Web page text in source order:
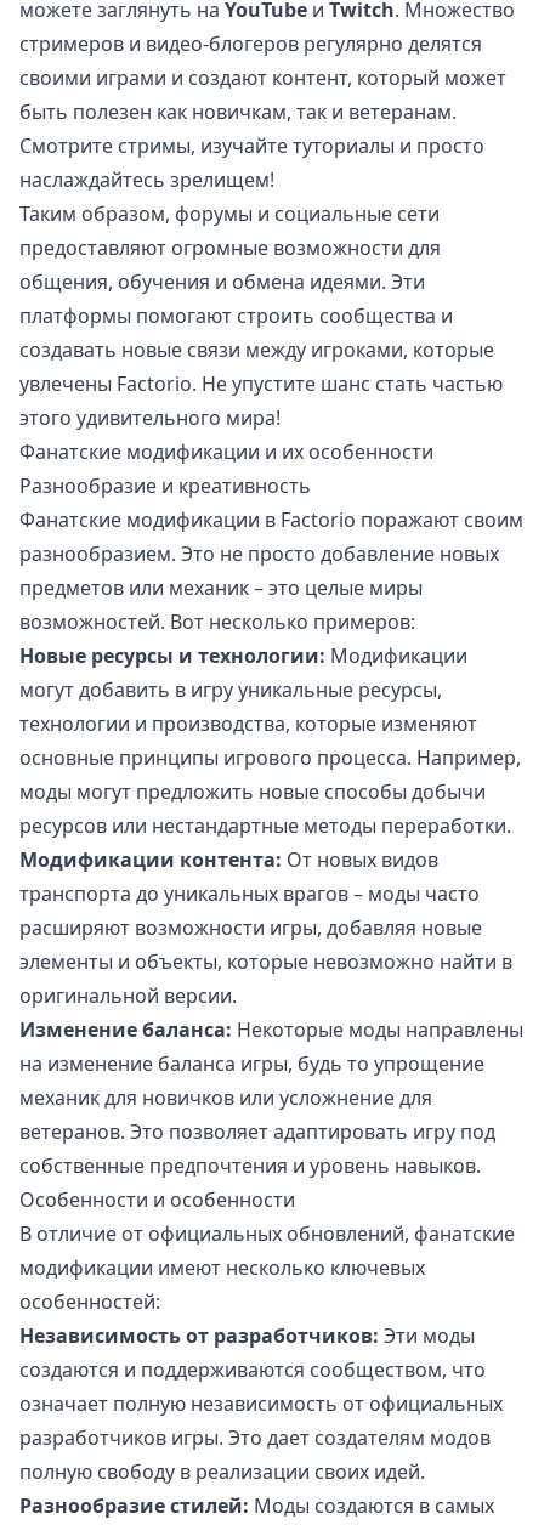
можете заглянуть на YouTube и Twitch. Множество
стримеров и видео-блогеров регулярно делятся
своими играми и создают контент, который может
быть полезен как новичкам, так и ветеранам.
Смотрите стримы, изучайте туториалы и просто
наслаждайтесь зрелищем!
Таким образом, форумы и социальные сети
предоставляют огромные возможности для
общения, обучения и обмена идеями. Эти
платформы помогают строить сообщества и
создавать новые связи между игроками, которые
увлечены Factorio. Не упустите шанс стать частью
этого удивительного мира!
Фанатские модификации и их особенности
Разнообразие и креативность
Фанатские модификации в Factorio поражают своим
разнообразием. Это не просто добавление новых
предметов или механик – это целые миры
возможностей. Вот несколько примеров:
Новые ресурсы и технологии: Модификации
могут добавить в игру уникальные ресурсы,
технологии и производства, которые изменяют
основные принципы игрового процесса. Например,
моды могут предложить новые способы добычи
ресурсов или нестандартные методы переработки.
Модификации контента: От новых видов
транспорта до уникальных врагов – моды часто
расширяют возможности игры, добавляя новые
элементы и объекты, которые невозможно найти в
оригинальной версии.
Изменение баланса: Некоторые моды направлены
на изменение баланса игры, будь то упрощение
механик для новичков или усложнение для
ветеранов. Это позволяет адаптировать игру под
собственные предпочтения и уровень навыков.
Особенности и особенности
В отличие от официальных обновлений, фанатские
модификации имеют несколько ключевых
особенностей:
Независимость от разработчиков: Эти моды
создаются и поддерживаются сообществом, что
означает полную независимость от официальных
разработчиков игры. Это дает создателям модов
полную свободу в реализации своих идей.
Разнообразие стилей: Моды создаются в самых